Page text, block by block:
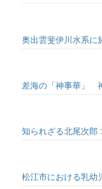
奥出雲斐伊川水系
差海の「神事華」
知られざる北尾次郎
松江市における乳幼